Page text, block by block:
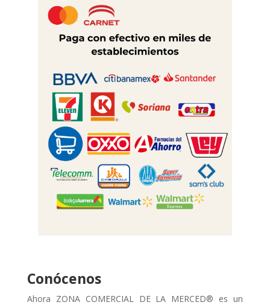
Conócenos
Ahora ZONA COMERCIAL DE LA MERCED® es un